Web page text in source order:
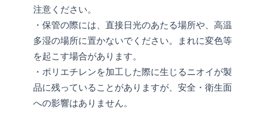
注意ください。
・保管の際には、直接日光のあたる場所や、高温
多湿の場所に置かないでください。まれに変色等
を起こす場合があります。
・ポリエチレンを加工した際に生じるニオイが製
品に残っていることがありますが、安全・衛生面
への影響はありません。